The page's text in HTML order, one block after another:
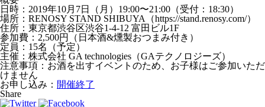
日時：2019年10月7日（月）19:00〜21:00（受付：18:30）
場所：RENOSY STAND SHIBUYA（https://stand.renosy.com/）
住所：東京都渋谷区渋谷1-4-12 富田ビル1F
参加費：2,500円（日本酒&燻製おつまみ付き）
定員：15名（予定）
主催：株式会社 GA technologies（GAテクノロジーズ）
注意事項：お酒を出すイベントのため、お子様はご参加いただ
けません
お申し込み： 開催終了
Share